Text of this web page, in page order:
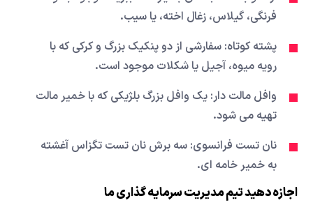
فرنگی، گیلاس، زغال اخته، یا سیب.
پشته کوتاه: سفارشی از دو پنکیک بزرگ و کرکی که با
رویه میوه، آجیل یا شکلات موجود است.
وافل مالت دار: یک وافل بزرگ بلژیکی که با خمیر مالت
تهیه می شود.
نان تست فرانسوی: سه برش نان تست تگزاس آغشته
به خمیر خامه ای.
اجازه دهید تیم مدیریت سرمایه گذاری ما